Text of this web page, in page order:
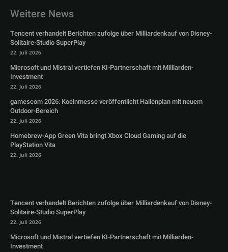
Weitere News
Tencent verhandelt Berichten zufolge über Milliardenkauf von Disney-
Solitaire-Studio SuperPlay
22. Juli 2026
Microsoft und Mistral vertiefen KI-Partnerschaft mit Milliarden-
Investment
22. Juli 2026
gamescom 2026: Koelnmesse veröffentlicht Hallenplan mit neuem
Outdoor-Bereich
22. Juli 2026
Homebrew-App Green Vita bringt Xbox Cloud Gaming auf die
PlayStation Vita
22. Juli 2026
Tencent verhandelt Berichten zufolge über Milliardenkauf von Disney-
Solitaire-Studio SuperPlay
22. Juli 2026
Microsoft und Mistral vertiefen KI-Partnerschaft mit Milliarden-
Investment